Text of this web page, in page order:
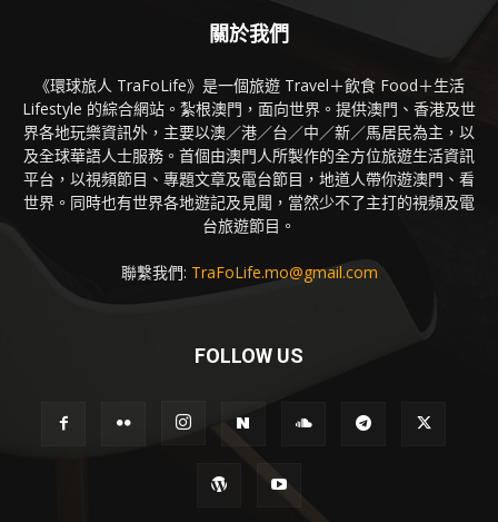
關於我們
《環球旅人 TraFoLife》是一個旅遊 Travel＋飲食 Food＋生活
Lifestyle 的綜合網站。紮根澳門，面向世界。提供澳門、香港及世
界各地玩樂資訊外，主要以澳／港／台／中／新／馬居民為主，以
及全球華語人士服務。首個由澳門人所製作的全方位旅遊生活資訊
平台，以視頻節目、專題文章及電台節目，地道人帶你遊澳門、看
世界。同時也有世界各地遊記及見聞，當然少不了主打的視頻及電
台旅遊節目。
聯繫我們: TraFoLife.mo@gmail.com
FOLLOW US